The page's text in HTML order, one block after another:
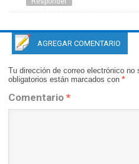
AGREGAR COMENTARIO
Tu dirección de correo electrónico no
obligatorios están marcados con *
Comentario *